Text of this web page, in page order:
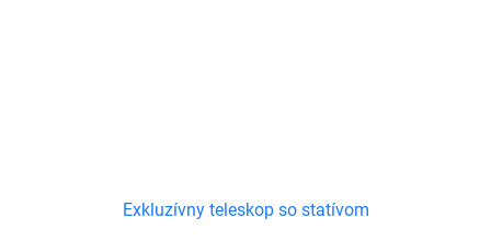
Exkluzívny teleskop so statívom